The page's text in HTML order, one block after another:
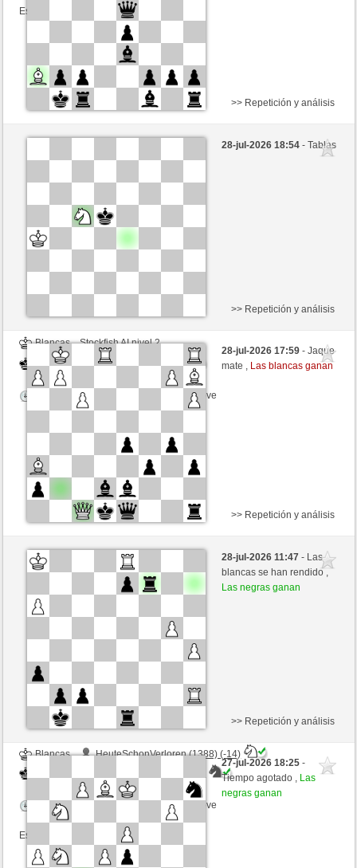
Esta partida es por puntos
Blancas
francol25 (1442) (+15)
Esta partida es por puntos
>> Repetición y análisis
28-jul-2026 18:54- Tablas
Blancas
Stockfish AI nivel 2
Negras
mikeSchach (1416)
Tiempo: 5 minutes/side + 0 seconds/move
>> Repetición y análisis
28-jul-2026 17:59- Jaque
mate , Las blancas ganan
Blancas
mazziere (1280) (+23)
Negras
mikeSchach (1439) (-23)
Tiempo: 4 minutes/side + 0 seconds/move
>> Repetición y análisis
28-jul-2026 11:47- Las
blancas se han rendido ,
Las negras ganan
Blancas
HeuteSchonVerloren (1388) (-14)
Tiempo: 4 minutes/side + 0 seconds/move
Esta partida es por puntos
>> Repetición y análisis
27-jul-2026 18:25-
Tiempo agotado , Las
negras ganan